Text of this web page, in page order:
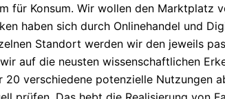
für Konsum. Wir wollen den Marktplatz
haben sich durch Onlinehandel und
Standort werden wir den jeweils
auf die neusten wissenschaftlichen
20 verschiedene potenzielle Nutzungen